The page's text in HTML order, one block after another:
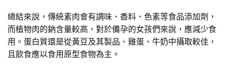
總結來說，傳統素肉會有調味、香料、色素等食品添加劑，
而植物肉的鈉含量較高，對於備孕的女孩們來說，應減少食
用。蛋白質還是從黃豆及其製品、雞蛋、牛奶中攝取較佳，
且飲食應以食用原型食物為主。